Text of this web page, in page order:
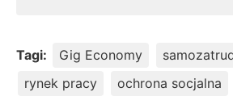
Tagi: Gig Economy
rynek pracy
ochrona socjalna